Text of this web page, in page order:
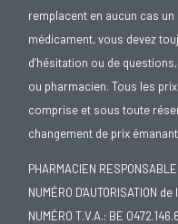
remplacent en aucun cas un
médicament, vous devez
d’hésitation ou de
ou pharmacien. Tous les
comprise et sous toute
changement de prix
PHARMACIEN
NUMÉRO D'AUTORISATION
NUMÉRO T.V.A.: BE